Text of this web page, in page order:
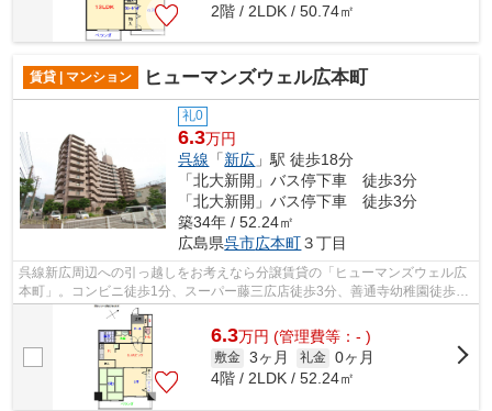
2階 / 2LDK / 50.74㎡
賃貸 | マンション ヒューマンズウェル広本町
礼0
6.3万円
呉線 「新広 」駅 徒歩18分
「北大新開」バス停下車 徒歩3分
「北大新開」バス停下車 徒歩3分
築34年 / 52.24㎡
広島県呉市広本町３丁目
呉線新広周辺への引っ越しをお考えなら分譲賃貸の「ヒューマンズウェル広
本町」。コンビニ徒歩1分、スーパー藤三広店徒歩3分、善通寺幼稚園徒歩1
分、広小学校徒歩4分で買い物や通学に...
6.3万円 (管理費等：- )
敷金 3ヶ月 礼金 0ヶ月
4階 / 2LDK / 52.24㎡